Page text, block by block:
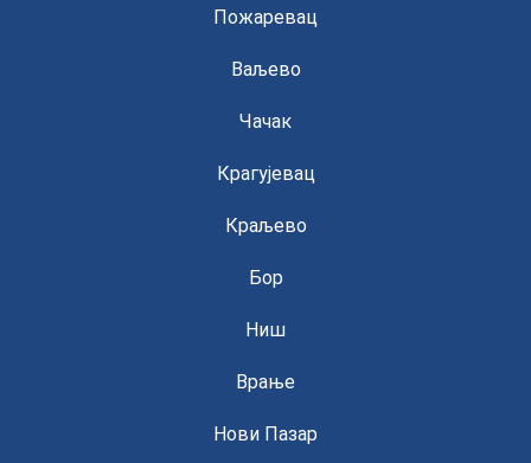
Пожаревац
Ваљево
Чачак
Крагујевац
Краљево
Бор
Ниш
Врање
Нови Пазар